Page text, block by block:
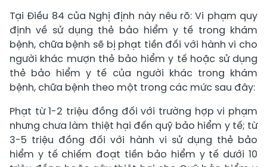
Tại Điều 84 của Nghị định này nêu rõ: Vi phạm quy
định về sử dụng thẻ bảo hiểm y tế trong khám
bệnh, chữa bệnh sẽ bị phạt tiền đối với hành vi cho
người khác mượn thẻ bảo hiểm y tế hoặc sử dụng
thẻ bảo hiểm y tế của người khác trong khám
bệnh, chữa bệnh theo một trong các mức sau đây:
Phạt từ 1-2 triệu đồng đối với trường hợp vi phạm
nhưng chưa làm thiệt hại đến quỹ bảo hiểm y tế; từ
3-5 triệu đồng đối với hành vi sử dụng thẻ bảo
hiểm y tế chiếm đoạt tiền bảo hiểm y tế dưới 10